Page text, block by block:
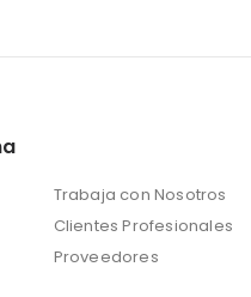
Trabaja con Nosotros
Clientes Profesionales
Proveedores